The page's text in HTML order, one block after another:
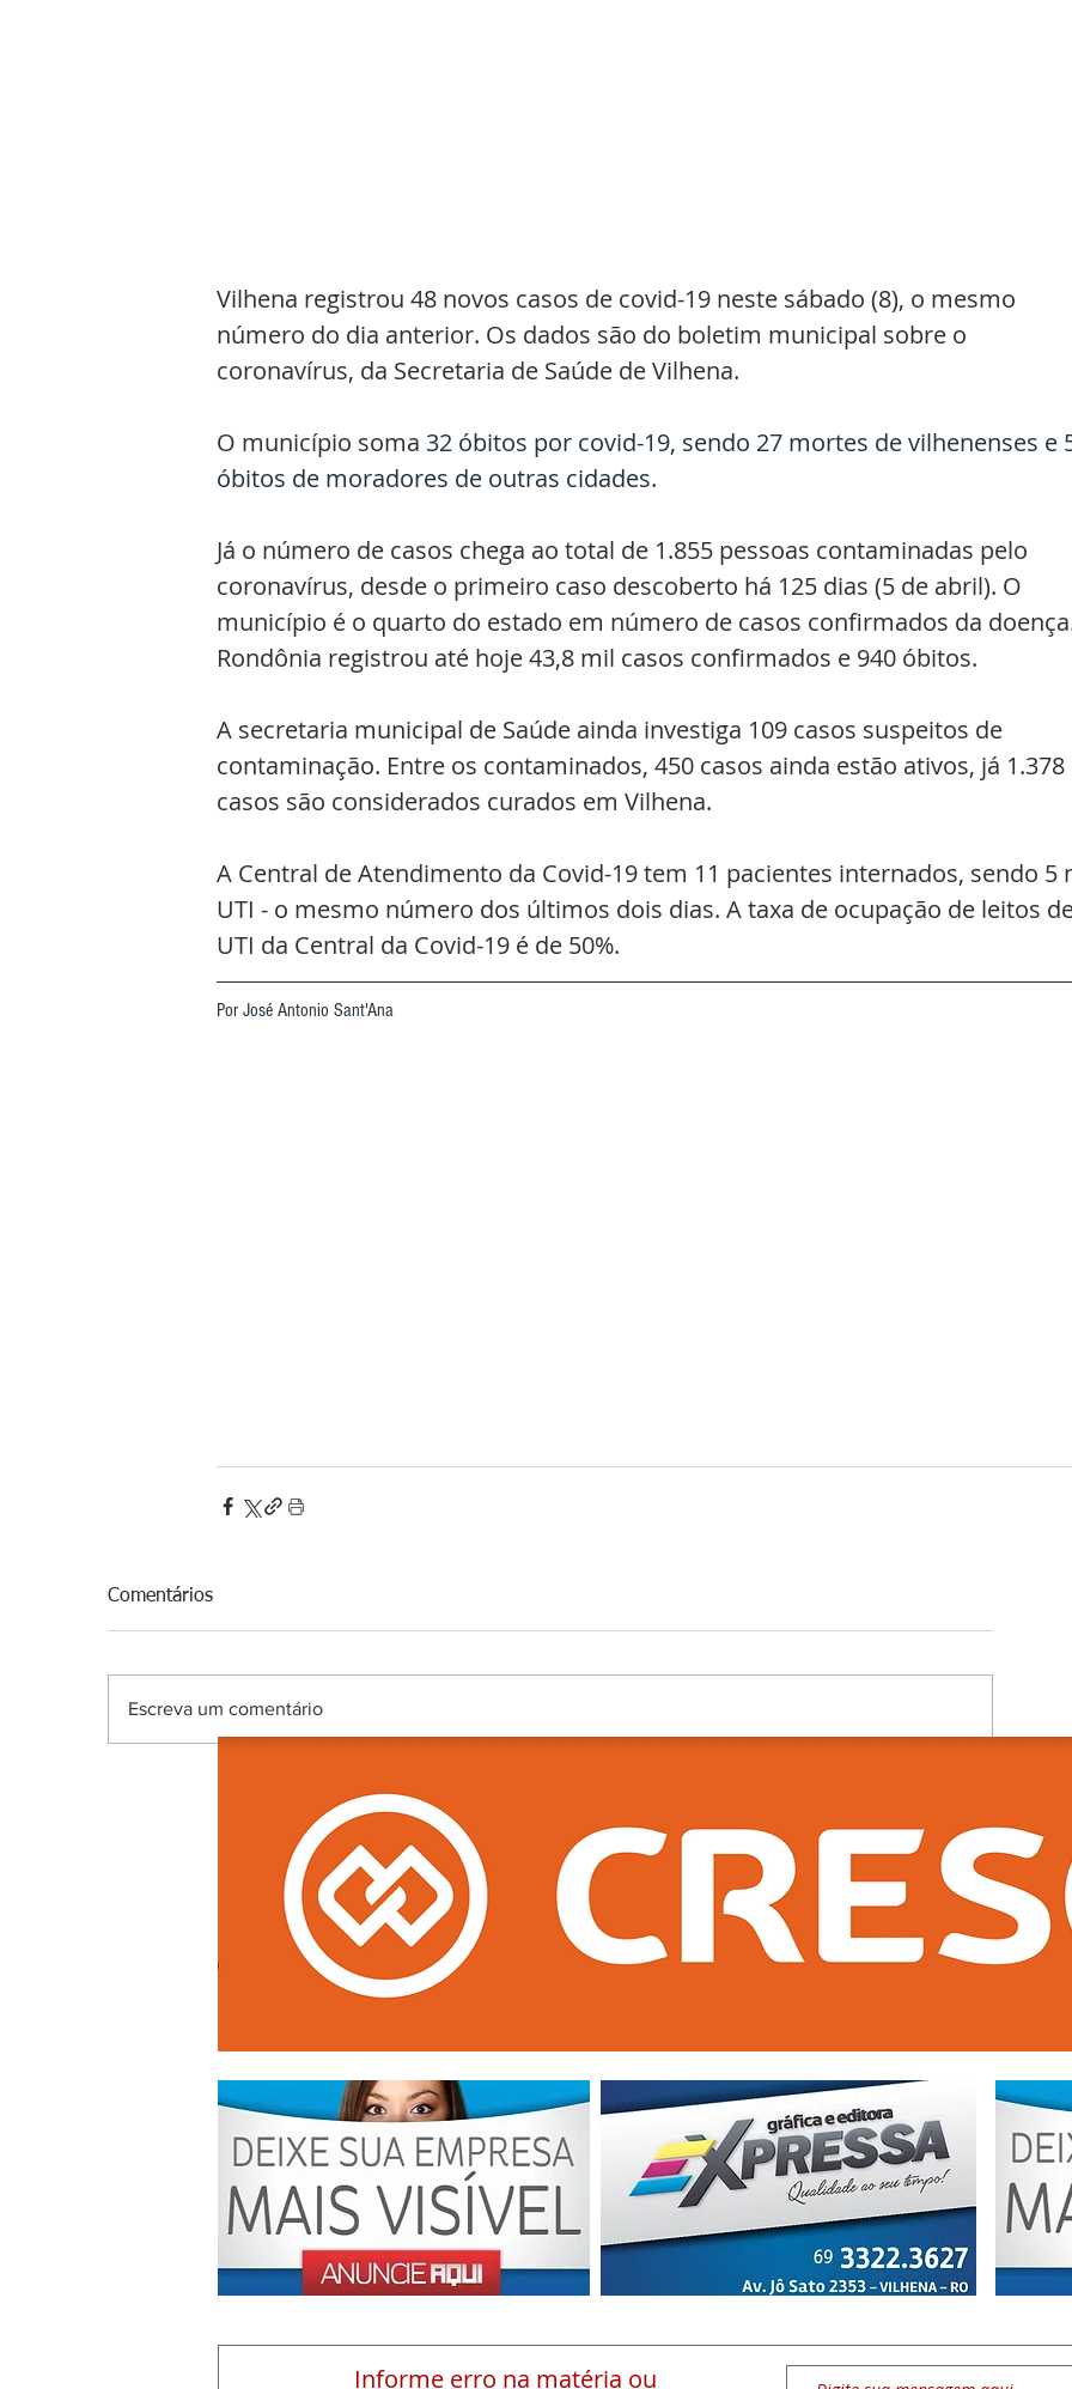
Vilhena registrou 48 novos casos de covid-19 neste sábado (8), o mesmo
número do dia anterior. Os dados são do boletim municipal sobre o
coronavírus, da Secretaria de Saúde de Vilhena.
O município soma 32 óbitos por covid-19, sendo 27 mortes de vilhenenses e
óbitos de moradores de outras cidades.
Já o número de casos chega ao total de 1.855 pessoas contaminadas pelo
coronavírus, desde o primeiro caso descoberto há 125 dias (5 de abril). O
município é o quarto do estado em número de casos confirmados da
Rondônia registrou até hoje 43,8 mil casos confirmados e 940 óbitos.
A secretaria municipal de Saúde ainda investiga 109 casos suspeitos de
contaminação. Entre os contaminados, 450 casos ainda estão ativos, já 1.378
casos são considerados curados em Vilhena.
A Central de Atendimento da Covid-19 tem 11 pacientes internados, sendo 5
UTI - o mesmo número dos últimos dois dias. A taxa de ocupação de leitos
UTI da Central da Covid-19 é de 50%.
Por José Antonio Sant'Ana
Comentários
Escreva um comentário
Informe erro na matéria ou